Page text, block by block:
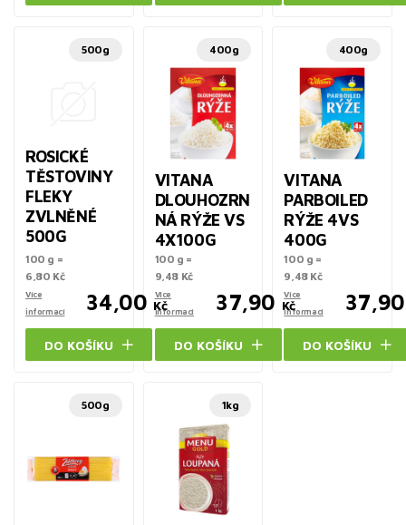
500g
ROSICKÉ
TĚSTOVINY
FLEKY
ZVLNĚNÉ
500G
100 g =
6,80 Kč
Více
informací
34,00 Kč
DO KOŠÍKU
400g
VITANA
DLOUHOZRN
NÁ RÝŽE VS
4X100G
100 g =
9,48 Kč
Více
informací
37,90 Kč
DO KOŠÍKU
400g
VITANA
PARBOILED
RÝŽE 4VS
400G
100 g =
9,48 Kč
Více
informací
37,90
DO KOŠÍKU
500g 1kg